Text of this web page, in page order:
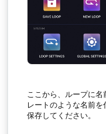
ここから、ループに
レートのような名前
保存してください。